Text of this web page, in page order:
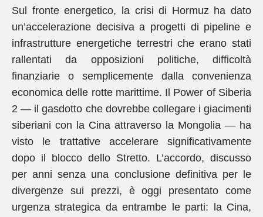
Sul fronte energetico, la crisi di Hormuz ha dato
un’accelerazione decisiva a progetti di pipeline e
infrastrutture energetiche terrestri che erano stati
rallentati da opposizioni politiche, difficoltà
finanziarie o semplicemente dalla convenienza
economica delle rotte marittime. Il Power of Siberia
2 — il gasdotto che dovrebbe collegare i giacimenti
siberiani con la Cina attraverso la Mongolia — ha
visto le trattative accelerare significativamente
dopo il blocco dello Stretto. L’accordo, discusso
per anni senza una conclusione definitiva per le
divergenze sui prezzi, è oggi presentato come
urgenza strategica da entrambe le parti: la Cina,